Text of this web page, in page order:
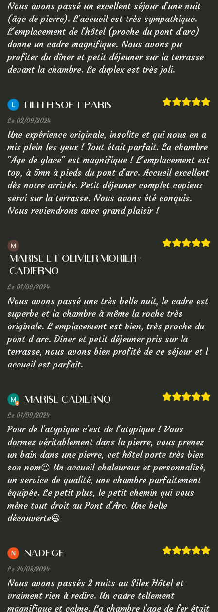
Nous avons passé un excellent séjour d'une nuit
(âge de pierre). L'accueil est très sympathique.
L'emplacement de l'hôtel (proche du pont d'arc)
donne un cadre magnifique. Nous avons pu
profiter du dîner et petit déjeuner sur la terrasse
devant la chambre. Le duplex est très joli.
Lilith Soft Paris
Le 02/09/2024
Une expérience originale, insolite et qui nous en a
mis plein les yeux ! Tout était parfait. La chambre
"Age de glace" est magnifique ! L'emplacement est
top, à 5mn à pieds du pont d'arc. Accueil excellent
dès notre arrivée. Petit déjeuner complet copieux
servi sur la terrasse. Nous avons été conquis.
Nous reviendrons avec grand plaisir !
Marise et Olivier Morier-
Cadierno
Le 01/09/2024
Nous avons passé une très belle nuit, le cadre est
superbe et la chambre à même la roche très
originale. L emplacement est bien, très proche du
pont d arc. Dîner et petit déjeuner pris sur la
terrasse, nous avons bien profité de ce séjour et l
accueil est parfait.
Marise Cadierno
Le 01/09/2024
Pour de l'atypique c'est de l'atypique ! Vous
dormez véritablement dans la pierre, vous prenez
un bain dans une pierre, cet hôtel porte très bien
son nom😉 Un accueil chaleureux et personnalisé,
un service de qualité, une chambre parfaitement
équipée. Le petit plus, le petit chemin qui vous
mène tout droit au Pont d'Arc. Une belle
découverte😃
Nadege
Le 24/08/2024
Nous avons passés 2 nuits au Silex Hôtel et
vraiment rien à redire. Un cadre tellement
magnifique et calme. La chambre l'age de fer était